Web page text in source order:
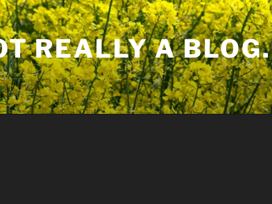
REALLY A BLOG.